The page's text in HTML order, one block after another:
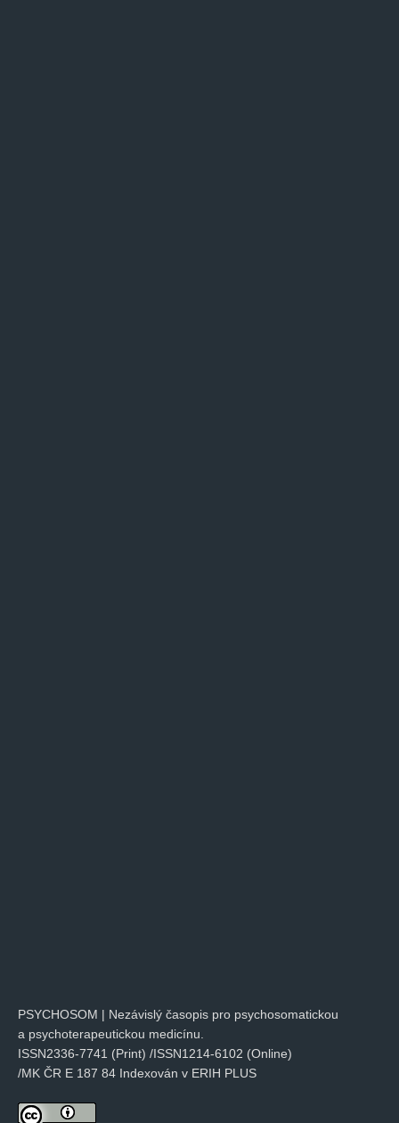
PSYCHOSOM | Nezávislý časopis pro psychosomatickou
a psychoterapeutickou medicínu.
ISSN2336-7741 (Print) /ISSN1214-6102 (Online)
/MK ČR E 187 84 Indexován v ERIH PLUS